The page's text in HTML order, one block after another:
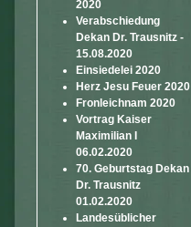
2020
Verabschiedung
Dekan Dr. Trausnitz -
15.08.2020
Einsiedelei 2020
Herz Jesu Feuer 2020
Fronleichnam 2020
Vortrag Kaiser
Maximilian I
06.02.2020
70. Geburtstag Dekan
Dr. Trausnitz
01.02.2020
Landesüblicher